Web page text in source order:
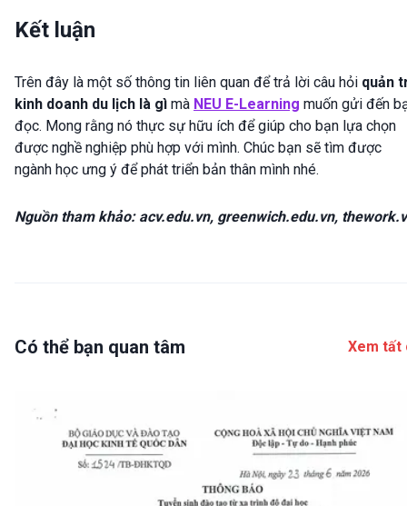
Kết luận
Trên đây là một số thông tin liên quan để trả lời câu hỏi quản
kinh doanh du lịch là gì mà NEU E-Learning muốn gửi đến
đọc. Mong rằng nó thực sự hữu ích để giúp cho bạn lựa chọn
được nghề nghiệp phù hợp với mình. Chúc bạn sẽ tìm được
ngành học ưng ý để phát triển bản thân mình nhé.
Nguồn tham khảo: acv.edu.vn, greenwich.edu.vn,
Có thể bạn quan tâm Xem tất